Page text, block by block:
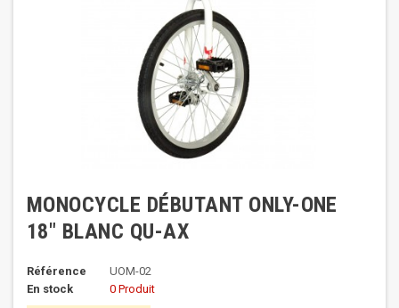
MONOCYCLE DÉBUTANT ONLY-ONE
18" BLANC QU-AX
Référence
UOM-02
En stock
0 Produit